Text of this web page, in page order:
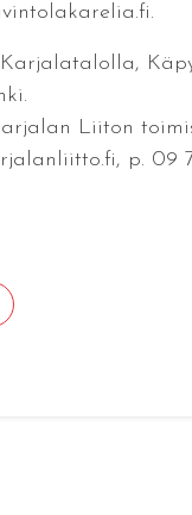
Karjalatalolla,
Liiton
p. 09